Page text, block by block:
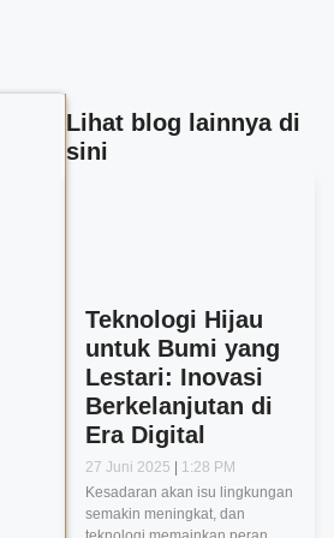
Lihat blog lainnya di
sini
Teknologi Hijau
untuk Bumi yang
Lestari: Inovasi
Berkelanjutan di
Era Digital
27 Juni 2025
1:28 PM
Kesadaran akan isu lingkungan
semakin meningkat, dan